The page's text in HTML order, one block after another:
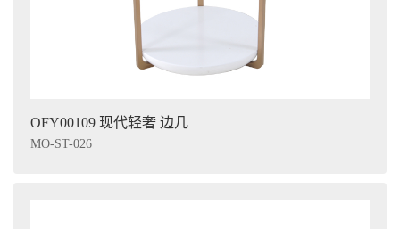
OFY00109 现代轻奢 边几
MO-ST-026